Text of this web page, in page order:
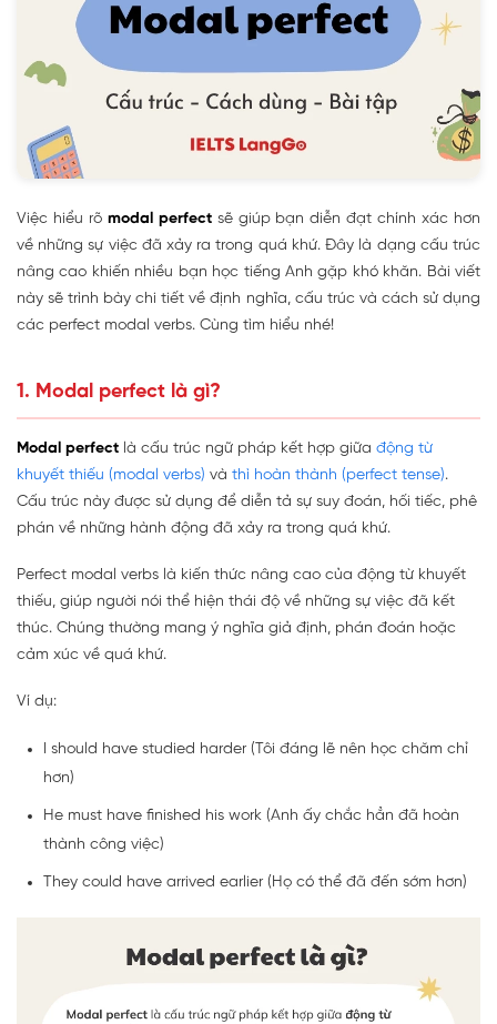
Việc hiểu rõ modal perfectsẽ giúp bạn diễn đạt chính xác hơn
về những sự việc đã xảy ra trong quá khứ. Đây là dạng cấu trúc
nâng cao khiến nhiều bạn học tiếng Anh gặp khó khăn. Bài viết
này sẽ trình bày chi tiết về định nghĩa, cấu trúc và cách sử dụng
các perfect modal verbs. Cùng tìm hiểu nhé!
1. Modal perfect là gì?
Modal perfect là cấu trúc ngữ pháp kết hợp giữa động từ
khuyết thiếu (modal verbs) và thì hoàn thành (perfect tense).
Cấu trúc này được sử dụng để diễn tả sự suy đoán, hối tiếc, phê
phán về những hành động đã xảy ra trong quá khứ.
Perfect modal verbs là kiến thức nâng cao của động từ khuyết
thiếu, giúp người nói thể hiện thái độ về những sự việc đã kết
thúc. Chúng thường mang ý nghĩa giả định, phán đoán hoặc
cảm xúc về quá khứ.
Ví dụ:
I should have studied harder (Tôi đáng lẽ nên học chăm chỉ
hơn)
He must have finished his work (Anh ấy chắc hẳn đã hoàn
thành công việc)
They could have arrived earlier (Họ có thể đã đến sớm hơn)